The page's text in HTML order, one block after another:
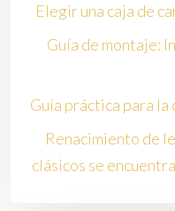
Elegir una caja de
Guía de montaje:
Guía práctica para la
Renacimiento de
clásicos se